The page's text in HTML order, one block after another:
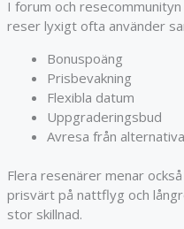
I forum och
reser lyxigt ofta använder
Bonuspoäng
Prisbevakning
Flexibla datum
Uppgraderingsbud
Avresa från
Flera resenärer menar
prisvärt på nattflyg och
stor skillnad.